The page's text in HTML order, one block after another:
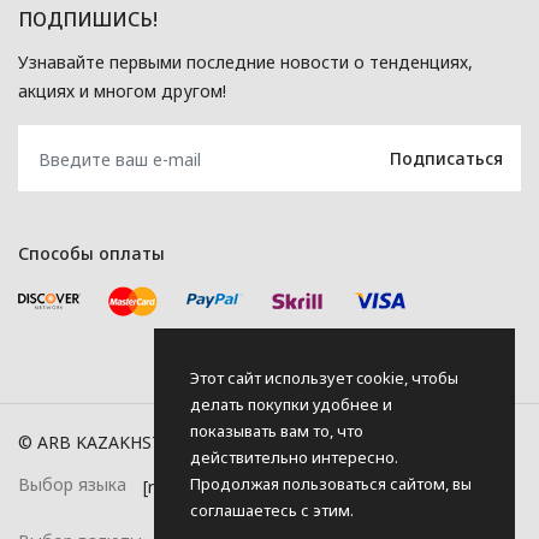
ПОДПИШИСЬ!
Узнавайте первыми последние новости о тенденциях,
акциях и многом другом!
Способы оплаты
© ARB KAZAKHSTAN, 2026
Выбор языка
Этот сайт использует cookie, чтобы
делать покупки удобнее и
показывать вам то, что
действительно интересно.
Продолжая пользоваться сайтом, вы
соглашаетесь с этим.